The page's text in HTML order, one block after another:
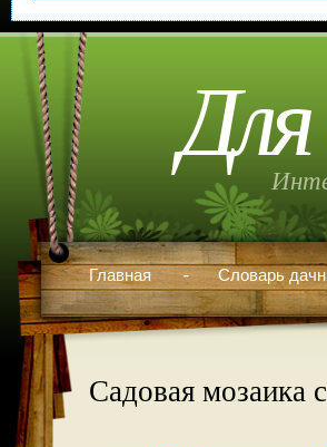
Для
Главная Словарь
Садовая мозаика